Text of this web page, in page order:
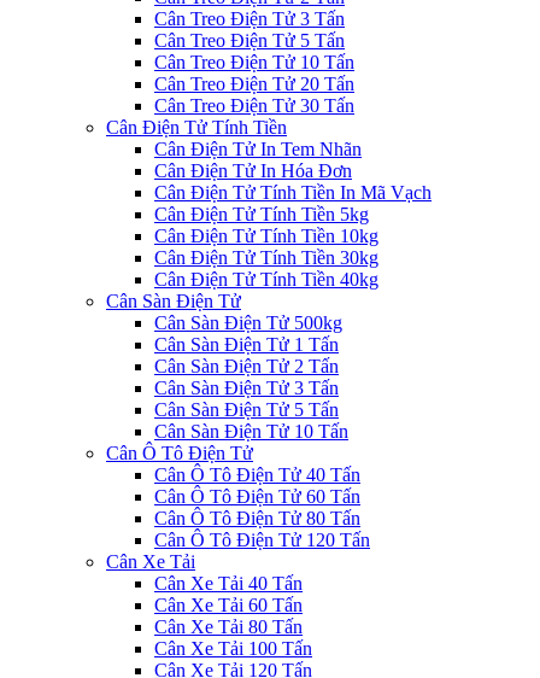
Cân Treo Điện Tử 3 Tấn
Cân Treo Điện Tử 5 Tấn
Cân Treo Điện Tử 10 Tấn
Cân Treo Điện Tử 20 Tấn
Cân Treo Điện Tử 30 Tấn
Cân Điện Tử Tính Tiền
Cân Điện Tử In Tem Nhãn
Cân Điện Tử In Hóa Đơn
Cân Điện Tử Tính Tiền In Mã Vạch
Cân Điện Tử Tính Tiền 5kg
Cân Điện Tử Tính Tiền 10kg
Cân Điện Tử Tính Tiền 30kg
Cân Điện Tử Tính Tiền 40kg
Cân Sàn Điện Tử
Cân Sàn Điện Tử 500kg
Cân Sàn Điện Tử 1 Tấn
Cân Sàn Điện Tử 2 Tấn
Cân Sàn Điện Tử 3 Tấn
Cân Sàn Điện Tử 5 Tấn
Cân Sàn Điện Tử 10 Tấn
Cân Ô Tô Điện Tử
Cân Ô Tô Điện Tử 40 Tấn
Cân Ô Tô Điện Tử 60 Tấn
Cân Ô Tô Điện Tử 80 Tấn
Cân Ô Tô Điện Tử 120 Tấn
Cân Xe Tải
Cân Xe Tải 40 Tấn
Cân Xe Tải 60 Tấn
Cân Xe Tải 80 Tấn
Cân Xe Tải 100 Tấn
Cân Xe Tải 120 Tấn